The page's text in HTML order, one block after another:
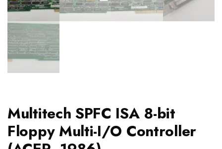
Multitech SPFC ISA 8-bit
Floppy Multi-I/O Controller